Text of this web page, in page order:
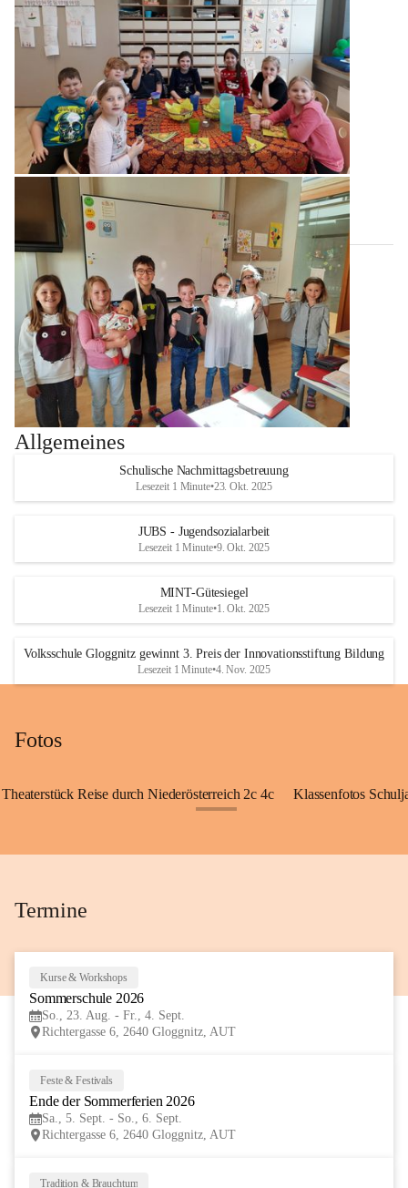
Allgemeines
Schulische Nachmittagsbetreuung
Lesezeit 1 Minute•23. Okt. 2025
JUBS - Jugendsozialarbeit
Lesezeit 1 Minute•9. Okt. 2025
MINT-Gütesiegel
Lesezeit 1 Minute•1. Okt. 2025
Volksschule Gloggnitz gewinnt 3. Preis der Innovationsstiftung Bildung
Lesezeit 1 Minute•4. Nov. 2025
Fotos
Theaterstück Reise durch Niederösterreich 2c 4c Klassenfotos
Termine
Kurse & Workshops
Sommerschule 2026
So., 23. Aug. - Fr., 4. Sept.
Richtergasse 6, 2640 Gloggnitz, AUT
Feste & Festivals
Ende der Sommerferien 2026
Sa., 5. Sept. - So., 6. Sept.
Richtergasse 6, 2640 Gloggnitz, AUT
Tradition & Brauchtum